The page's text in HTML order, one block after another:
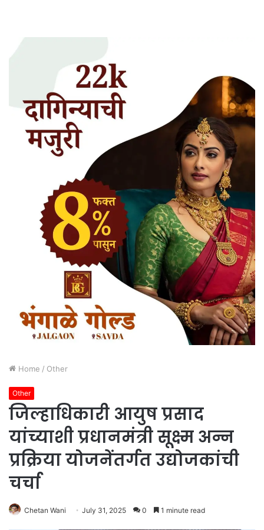
Home / Other
Other
जिल्हाधिकारी आयुष प्रसाद
यांच्याशी प्रधानमंत्री सूक्ष्म अन्न
प्रक्रिया योजनेंतर्गत उद्योजकांची
चर्चा
Chetan Wani July 31, 2025 0 1 minute read